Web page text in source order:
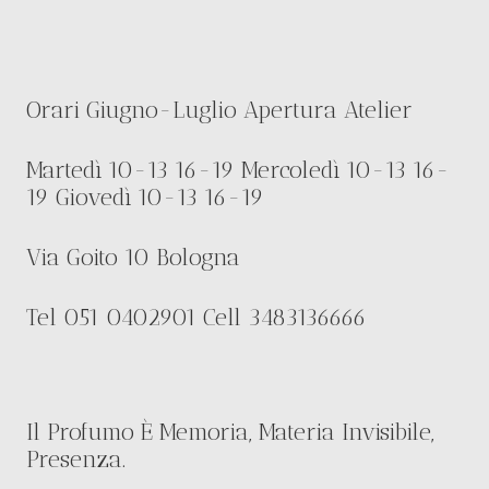
Orari Giugno-Luglio Apertura Atelier
Martedì 10-13 16-19 Mercoledì 10-13 16-
19 Giovedì 10-13 16-19
Via Goito 10 Bologna
Tel 051 0402901 Cell 3483136666
Il Profumo È Memoria, Materia Invisibile,
Presenza.